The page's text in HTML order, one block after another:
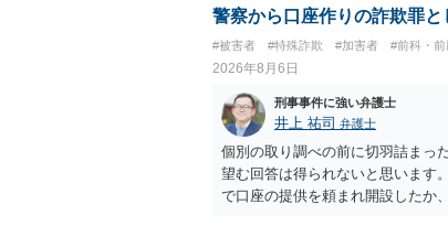
もともと執行猶予が狙える事案で
警察から口座作りの詐欺罪と
#被害者 #特殊詐欺 #加害者 #前科・
2026年8月6日
刑事事件に強い弁護士
井上 祐司 弁護士
個別の取り調べの前に切羽詰まっ
望む回答は得られないと思います
で口座の提供を頼まれ開設したか